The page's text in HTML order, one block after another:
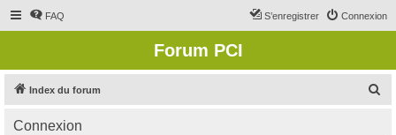
FAQ Connexion
S’enregistrer
Forum PCI
Index du forum
Connexion